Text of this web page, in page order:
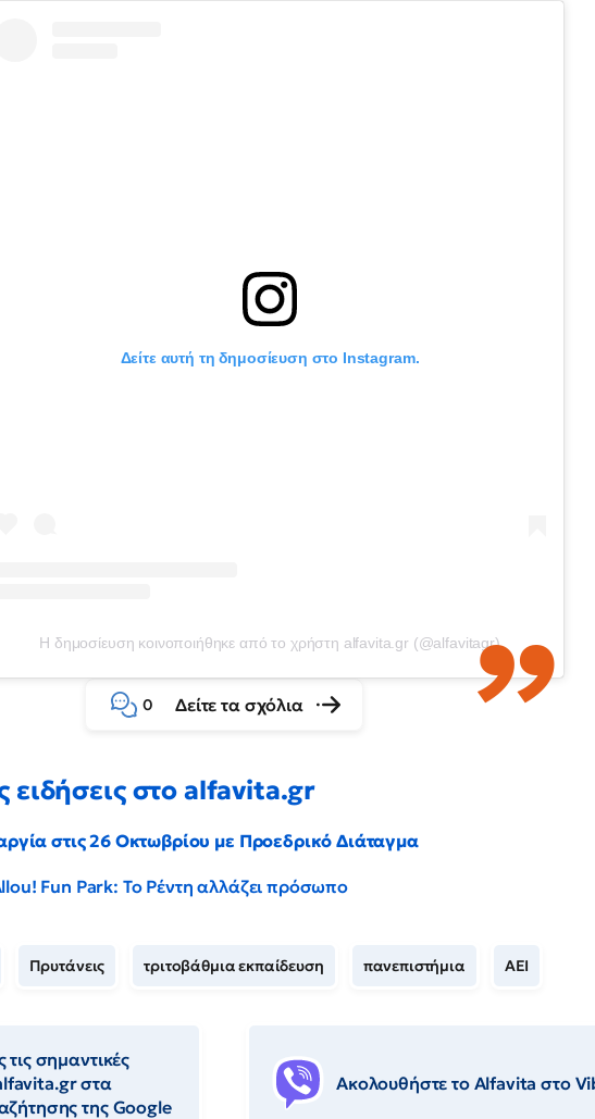
Δείτε αυτή τη δημοσίευση στο Instagram.
Η δημοσίευση κοινοποιήθηκε από το χρήστη alfavita.gr (@alfavitagr)
0 Δείτε τα σχόλια
ειδήσεις στο alfavita.gr
στις 26 Οκτωβρίου με Προεδρικό Διάταγμα
Fun Park: Το Ρέντη αλλάζει πρόσωπο
Πρυτάνεις τριτοβάθμια εκπαίδευση πανεπιστήμια ΑΕΙ
σημαντικές
στα
της Google
Ακολουθήστε το Αlfavita στο